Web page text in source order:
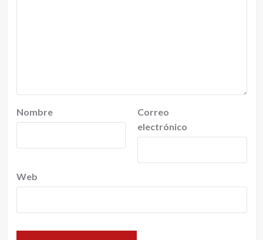
Nombre
Correo
electrónico
Web